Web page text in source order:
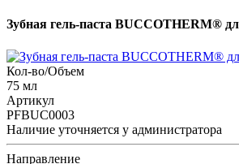
Зубная гель-паста BUCCOTHERM®
Кол-во/Объем
75 мл
Артикул
PFBUC0003
Наличие уточняется у администратора
Направление